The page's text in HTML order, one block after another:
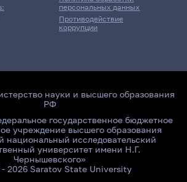
персональных данных
Противодействие
коррупции
науки и высшего образования
РФ
государственное бюджетное
учреждение высшего образования
национальный исследовательский
университет имени Н.Г.
Чернышевского»
- 2026 Saratov State University